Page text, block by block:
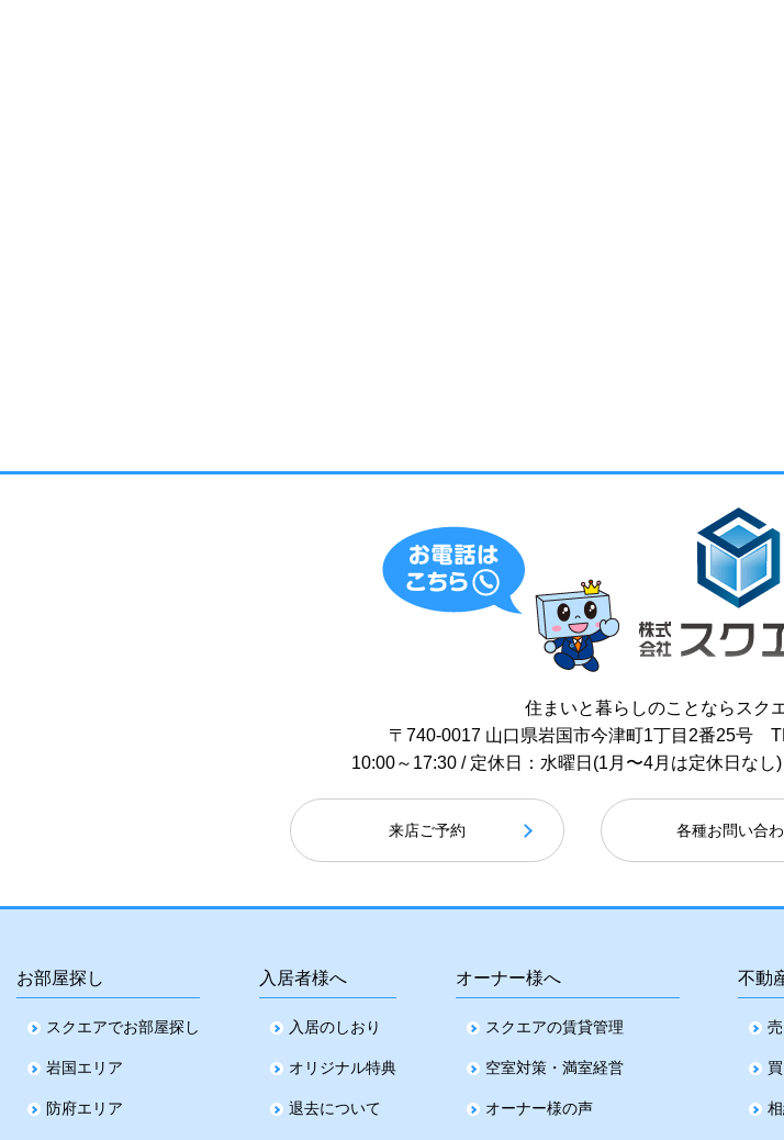
住まいと暮らしのことなら スク
〒740-0017 山口県岩国市今津町1丁目2番25号
10:00～17:30 / 定休日：水曜日(1月〜4月は定休日なし)
来店ご予約 各種お問い合
お部屋探し
スクエアでお部屋探し
岩国エリア
防府エリア
入居者様へ
入居のしおり
オリジナル特典
退去について
オーナー様へ
スクエアの賃貸管理
空室対策・満室経営
オーナー様の声
不動